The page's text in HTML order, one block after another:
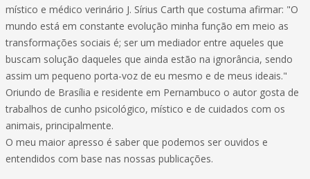
místico e médico verinário J. Sírius Carth que costuma afirmar: "O
mundo está em constante evolução minha função em meio as
transformações sociais é; ser um mediador entre aqueles que
buscam solução daqueles que ainda estão na ignorância, sendo
assim um pequeno porta-voz de eu mesmo e de meus ideais."
Oriundo de Brasília e residente em Pernambuco o autor gosta de
trabalhos de cunho psicológico, místico e de cuidados com os
animais, principalmente.
O meu maior apresso é saber que podemos ser ouvidos e
entendidos com base nas nossas publicações.